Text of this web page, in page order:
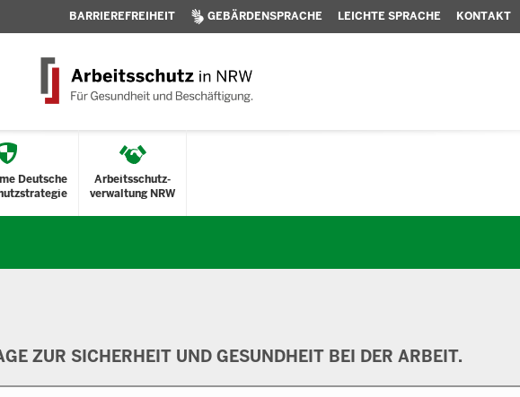
BARRIEREFREIHEIT GEBÄRDENSPRACHE LEICHTE SPRACHE KONTAKT
Deutsche
Arbeitsschutz-
verwaltung NRW
ZUR SICHERHEIT UND GESUNDHEIT BEI DER ARBEIT.